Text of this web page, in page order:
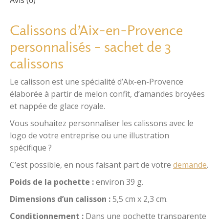
Calisson personnalisé
Calissons d’Aix-en-Provence
personnalisés – sachet de 3
calissons
Le calisson est une spécialité d’Aix-en-Provence
élaborée à partir de melon confit, d’amandes broyées
et nappée de glace royale.
Vous souhaitez personnaliser les calissons avec le
logo de votre entreprise ou une illustration
spécifique ?
C’est possible, en nous faisant part de votre demande.
Poids de la pochette :environ 39 g.
Dimensions d’un calisson :5,5 cm x 2,3 cm.
Conditionnement : Dans une pochette transparente